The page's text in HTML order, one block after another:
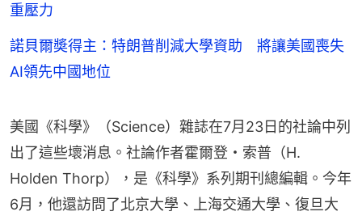
重壓力
諾貝爾奬得主：特朗普削減大學資助 將讓美國喪失
AI領先中國地位
美國《科學》（Science）雜誌在7月23日的社論中列
出了這些壞消息。社論作者霍爾登・索普（H.
Holden Thorp），是《科學》系列期刊總編輯。今年
6月，他還訪問了‌北京大學‌、上海交通大學、復旦大